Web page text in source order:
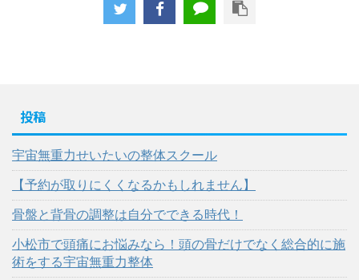
投稿
宇宙無重力せいたいの整体スクール
【予約が取りにくくなるかもしれません】
骨盤と背骨の調整は自分でできる時代！
小松市で頭痛にお悩みなら！頭の骨だけでなく総合的に施
術をする宇宙無重力整体